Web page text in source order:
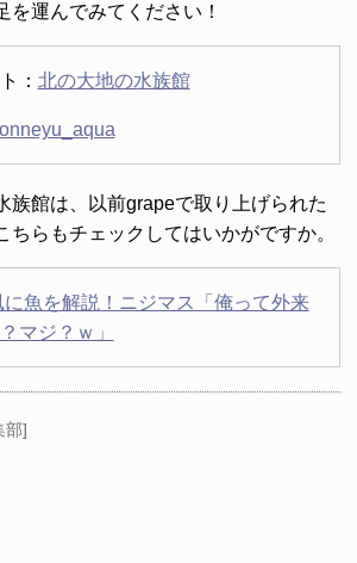
を運んでみてください！
： 北の大地の水族館
族館は、以前grapeで取り上げられた
ちらもチェックしてはいかがですか。
魚を解説！ニジマス「俺って外来
マジ？ｗ」
部]